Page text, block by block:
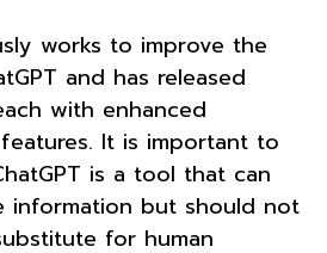
works to improve the
and has released
with enhanced
It is important to
is a tool that can
information but should not
for human